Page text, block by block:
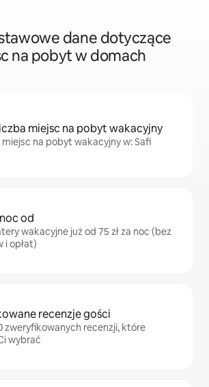
dane dotyczące
na pobyt w domach
miejsc na pobyt wakacyjny
na pobyt wakacyjny w: Safi
od
wakacyjne już od 75 zł za noc (bez
i opłat)
recenzje gości
zweryfikowanych recenzji, które
wybrać